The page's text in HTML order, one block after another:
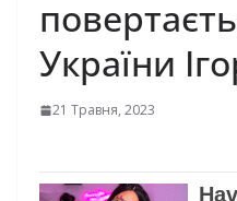
України
21 Травня, 2023